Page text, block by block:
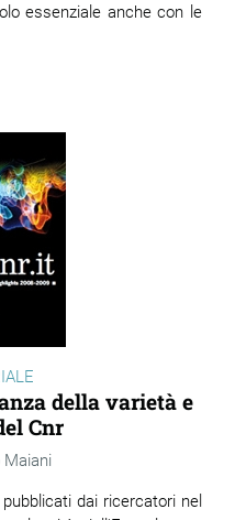
essenziale anche con le
della varietà e
Cnr
Maiani
dai ricercatori nel